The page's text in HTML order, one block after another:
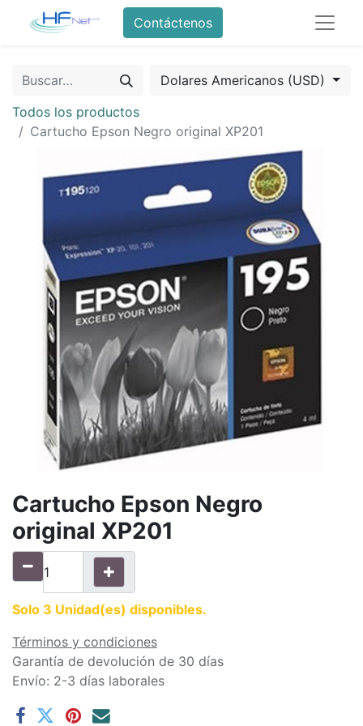
Contáctenos
Dolares Americanos (USD)
Todos los productos
Cartucho Epson Negro original XP201
Cartucho Epson Negro
original XP201
Solo 3 Unidad(es) disponibles.
Términos y condiciones
Garantía de devolución de 30 días
Envío: 2-3 días laborales